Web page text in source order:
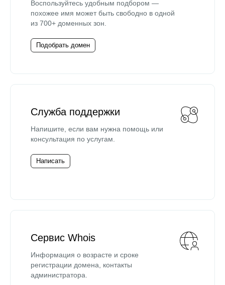
Воспользуйтесь удобным подбором —
похожее имя может быть свободно в одной
из 700+ доменных зон.
Подобрать домен
Служба поддержки
Напишите, если вам нужна помощь или
консультация по услугам.
Написать
Сервис Whois
Информация о возрасте и сроке
регистрации домена, контакты
администратора.